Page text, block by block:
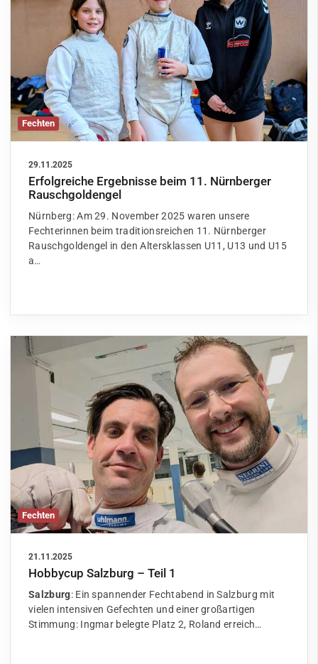
Fechten
29.11.2025
Erfolgreiche Ergebnisse beim 11. Nürnberger
Rauschgoldengel
Nürnberg: Am 29. November 2025 waren unsere
Fechterinnen beim traditionsreichen 11. Nürnberger
Rauschgoldengel in den Altersklassen U11, U13 und U15
a…
Fechten
21.11.2025
Hobbycup Salzburg – Teil 1
Salzburg: Ein spannender Fechtabend in Salzburg mit
vielen intensiven Gefechten und einer großartigen
Stimmung: Ingmar belegte Platz 2, Roland erreich…